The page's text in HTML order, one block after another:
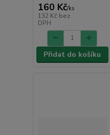
160 Kč/ks
132 Kč bez
DPH
Přidat do košíku